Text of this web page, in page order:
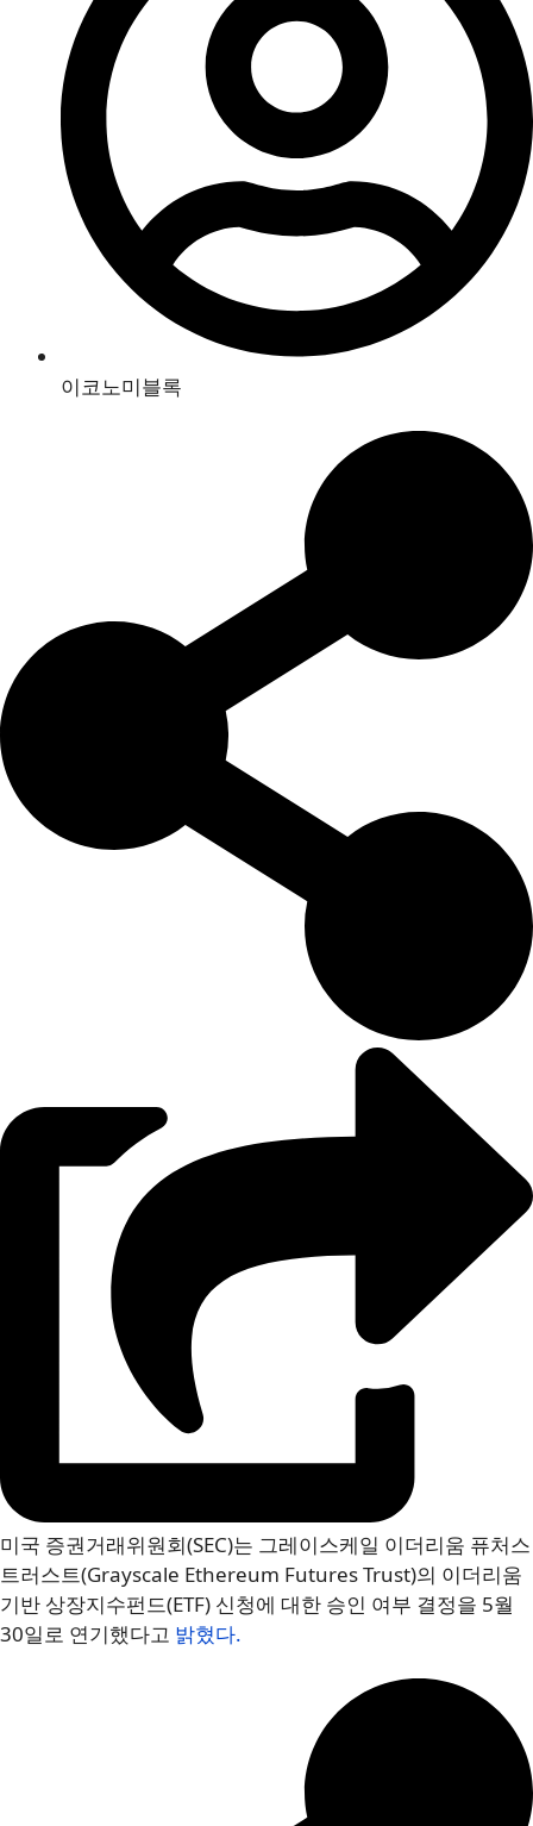
이코노미블록
미국 증권거래위원회(SEC)는 그레이스케일 이더리움 퓨처스
트러스트(Grayscale Ethereum Futures Trust)의 이더리움
기반 상장지수펀드(ETF) 신청에 대한 승인 여부 결정을 5월
30일로 연기했다고 밝혔다.